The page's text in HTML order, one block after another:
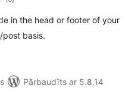
kopsumma
in the head or footer of your
post basis.
Pārbaudīts ar 5.8.14